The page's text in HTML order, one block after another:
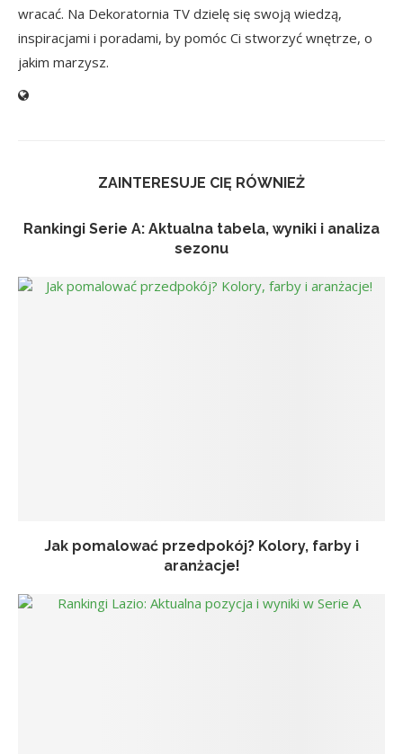
wracać. Na Dekoratornia TV dzielę się swoją wiedzą,
inspiracjami i poradami, by pomóc Ci stworzyć wnętrze, o
jakim marzysz.
ZAINTERESUJE CIĘ RÓWNIEŻ
Rankingi Serie A: Aktualna tabela, wyniki i analiza
sezonu
Jak pomalować przedpokój? Kolory, farby i
aranżacje!